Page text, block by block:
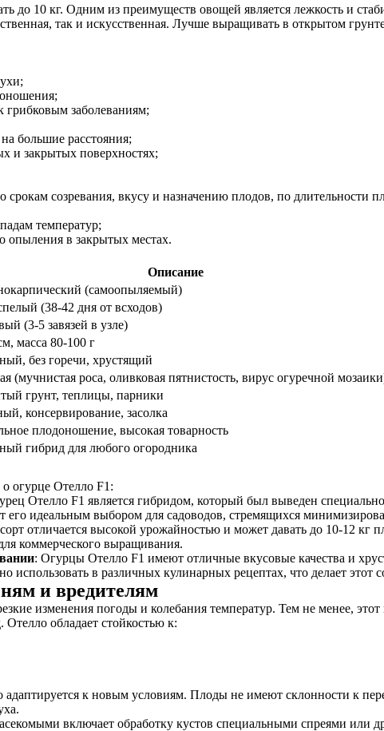
до 10 кг. Одним из преимуществ овощей является лежкость и
так и искусственная. Лучше выращивать в открытом
грибковым заболеваниям;
большие расстояния;
и закрытых поверхностях;
срокам созревания, вкусу и назначению плодов, по
температур;
опыления в закрытых местах.
Описание
(самоопыляемый)
(38-42 дня от всходов)
(3-5 завязей в узле)
масса 80-100 г
без горечи, хрустящий
(мучнистая роса, оливковая пятнистость, вирус огуречной
грунт, теплицы, парники
консервирование, засолка
плодоношение, высокая товарность
гибрид для любого огородника
огурце Отелло F1:
Отелло F1 является гибридом, который был выведен
его идеальным выбором для садоводов, стремящихся
отличается высокой урожайностью и может давать до 10-12
коммерческого выращивания.
: Огурцы Отелло F1 имеют отличные вкусовые качества и
использовать в различных кулинарных рецептах, что делает
и вредителям
изменения погоды и колебания температур. Тем не менее,
обладает стойкостью к:
адаптируется к новым условиям. Плоды не имеют склонности к
включает обработку кустов специальными спреями или